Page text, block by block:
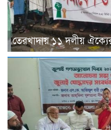
তেরখাদায় ১১ দলীয়